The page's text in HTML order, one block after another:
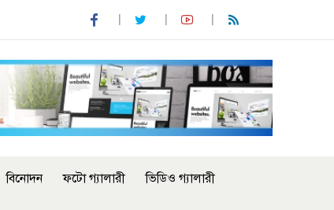
বিনোদন ফটো গ্যালারী ভিডিও গ্যালারী